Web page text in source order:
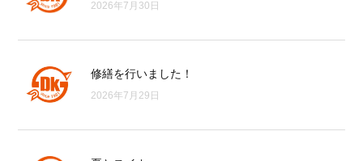
2026年7月30日
修繕を行いました！
2026年7月29日